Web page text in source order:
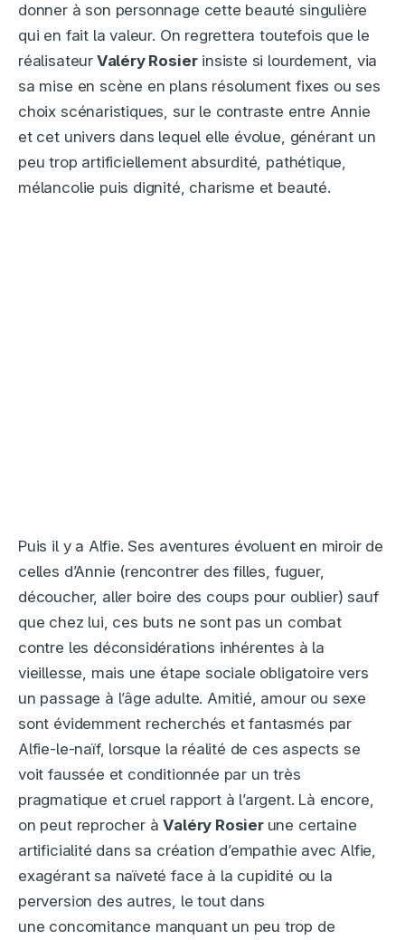
donner à son personnage cette beauté singulière
qui en fait la valeur. On regrettera toutefois que le
réalisateurValéry Rosierinsiste si lourdement, via
sa mise en scène en plans résolument fixes ou ses
choix scénaristiques, sur le contraste entre Annie
et cet univers dans lequel elle évolue, générant un
peu trop artificiellement absurdité, pathétique,
mélancolie puis dignité, charisme et beauté.
Puis il y a Alfie. Ses aventures évoluent en miroir de
celles d’Annie (rencontrer des filles, fuguer,
découcher, aller boire des coups pour oublier) sauf
que chez lui, ces buts ne sont pas un combat
contre les déconsidérations inhérentes à la
vieillesse, mais une étape sociale obligatoire vers
un passage à l’âge adulte. Amitié, amour ou sexe
sont évidemment recherchés et fantasmés par
Alfie-le-naïf, lorsque la réalité de ces aspects se
voit faussée et conditionnée par un très
pragmatique et cruel rapport à l’argent. Là encore,
on peut reprocher àValéry Rosier une certaine
artificialité dans sa création d’empathie avec Alfie,
exagérant sa naïveté face à la cupidité ou la
perversion des autres, le tout dans
une concomitance manquant un peu trop de